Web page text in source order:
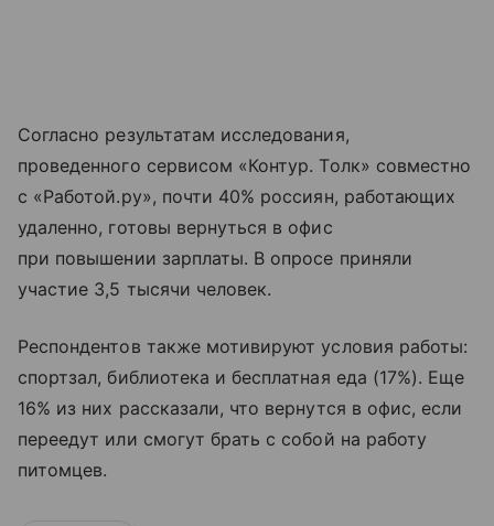
Согласно результатам исследования,
проведенного сервисом «Контур. Толк» совместно
с «Работой.ру», почти 40% россиян, работающих
удаленно, готовы вернуться в офис
при повышении зарплаты. В опросе приняли
участие 3,5 тысячи человек.
Респондентов также мотивируют условия работы:
спортзал, библиотека и бесплатная еда (17%). Еще
16% из них рассказали, что вернутся в офис, если
переедут или смогут брать с собой на работу
питомцев.